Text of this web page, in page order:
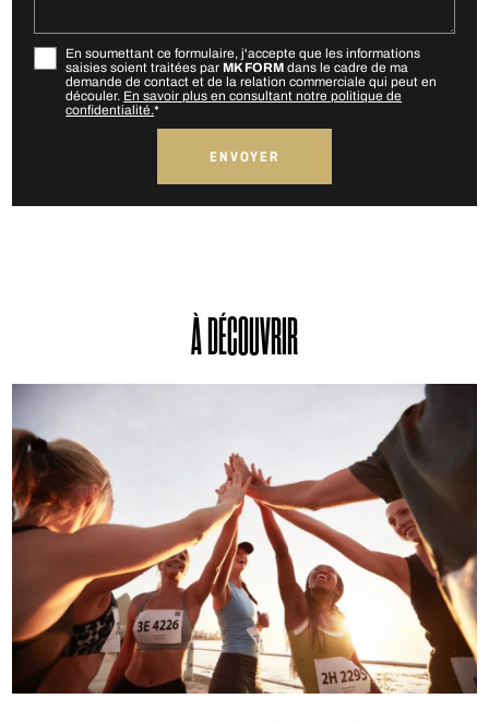
En soumettant ce formulaire, j'accepte que les informations
saisies soient traitées par MK FORMdans le cadre de ma
demande de contact et de la relation commerciale qui peut en
découler. En savoir plus en consultant notre politique de
confidentialité.*
À DÉCOUVRIR